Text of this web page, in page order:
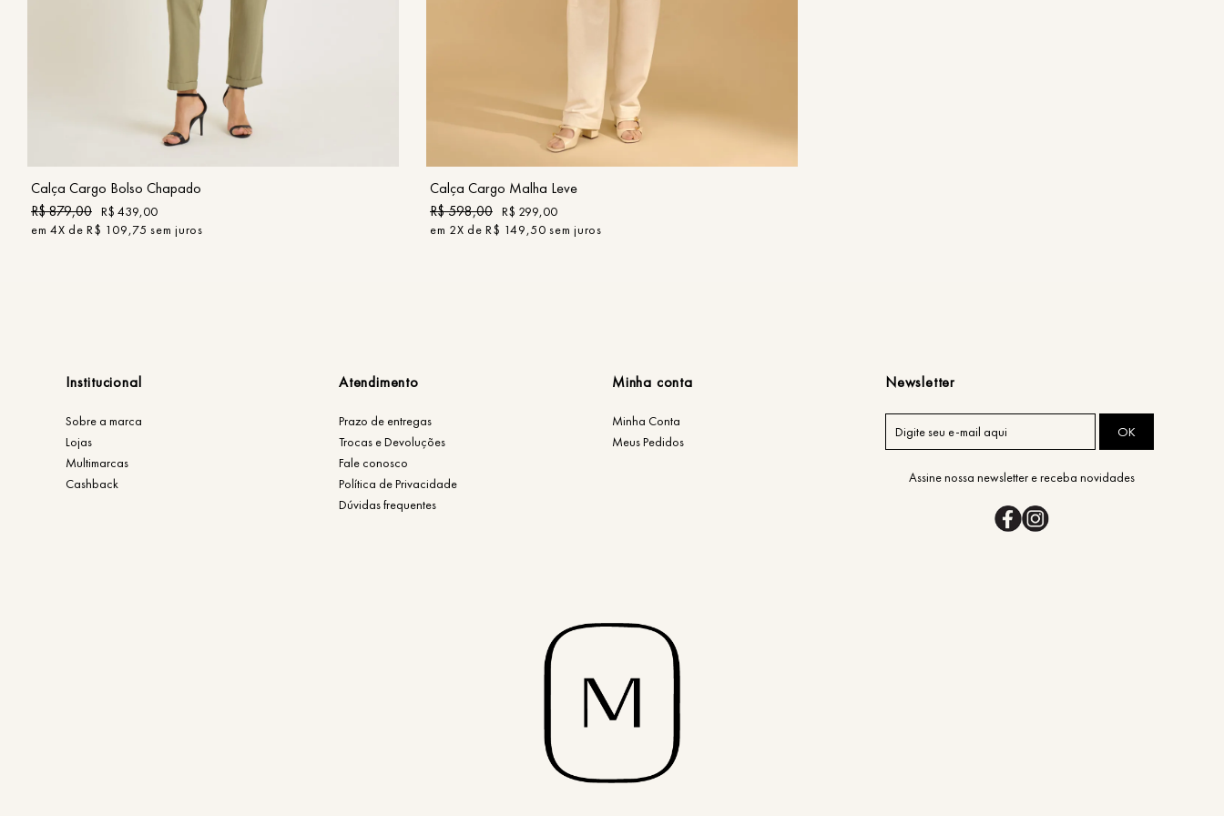
38 40
COMPRAR
Calça Cargo Bolso Chapado
R$879,00 R$ 439,00
em4X deR$ 109,75 sem juros
P M
COMPRAR
Calça Cargo Malha Leve
R$598,00 R$ 299,00
em 2X deR$ 149,50 sem juros
Institucional
Sobre a marca
Lojas
Multimarcas
Cashback
Atendimento
Prazo de entregas
Trocas e Devoluções
Fale conosco
Política de Privacidade
Dúvidas frequentes
Minha conta
Minha Conta
Meus Pedidos
Newsletter
OK
Assine nossa newsletter e receba novidades